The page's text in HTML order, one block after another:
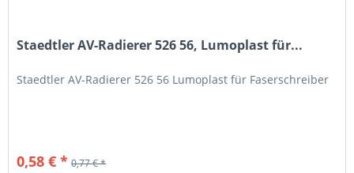
Staedtler AV-Radierer 526 56, Lumoplast für...
Staedtler AV-Radierer 526 56 Lumoplast für Faserschreiber
0,58 € * 0,77 € *